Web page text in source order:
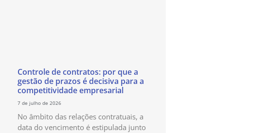
Controle de contratos: por que a
gestão de prazos é decisiva para a
competitividade empresarial
7 de julho de 2026
No âmbito das relações contratuais, a
data do vencimento é estipulada junto